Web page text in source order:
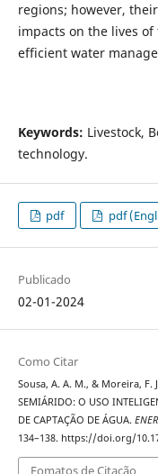
regions; however,
impacts on the lives
efficient water
Keywords: Livestock,
technology.
pdf pdf
Publicado
02-01-2024
Como Citar
Sousa, A. A. M., & Moreira, F.
SEMIÁRIDO: O USO
DE CAPTAÇÃO DE ÁGUA.
134–138. https://doi.org/
Fomatos de Citação